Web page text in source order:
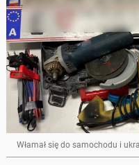
Włamał się do samochodu i